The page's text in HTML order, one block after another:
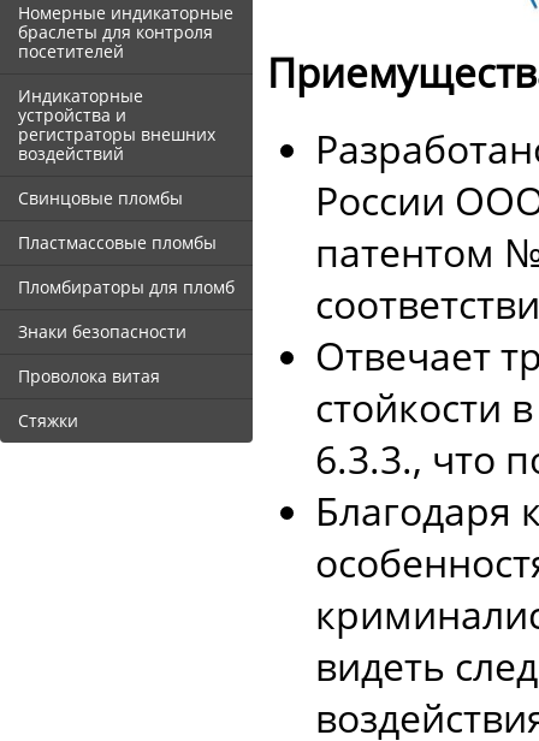
Номерные индикаторные
браслеты для контроля
посетителей
Индикаторные
устройства и
регистраторы внешних
воздействий
Свинцовые пломбы
Пластмассовые пломбы
Пломбираторы для пломб
Знаки безопасности
Проволока витая
Стяжки
России
патентом
Отвечает
стойкости
6.3.3., что
Благодаря
видеть